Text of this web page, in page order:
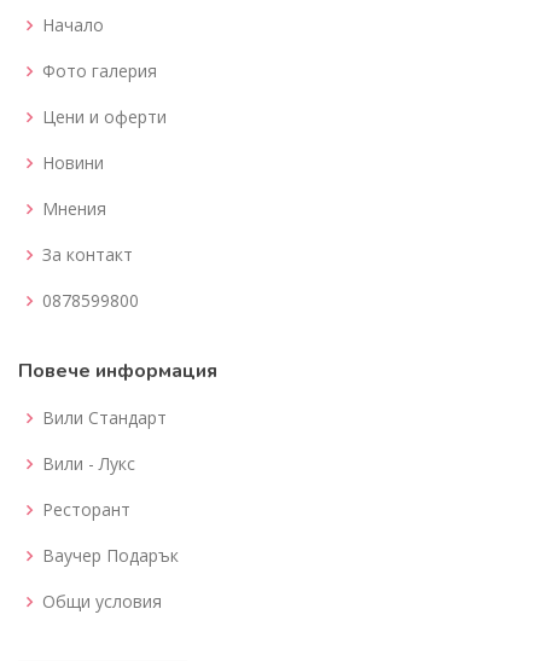
Начало
Фото галерия
Цени и оферти
Новини
Мнения
За контакт
0878599800
Повече информация
Вили Стандарт
Вили - Лукс
Ресторант
Ваучер Подарък
Общи условия